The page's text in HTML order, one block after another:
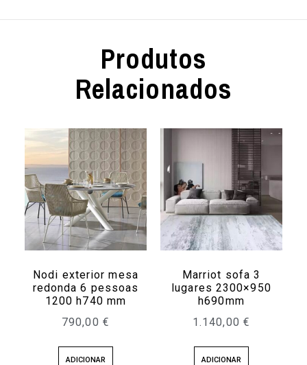
Produtos
Relacionados
Nodi exterior mesa
redonda 6 pessoas
1200 h740 mm
790,00 €
ADICIONAR
Marriot sofa 3
lugares 2300×950
h690mm
1.140,00 €
ADICIONAR